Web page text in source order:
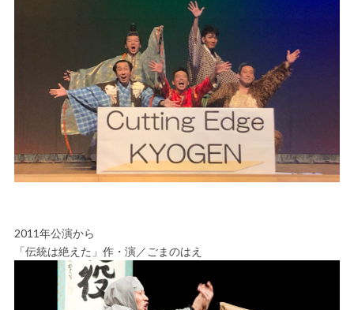
2011年公演から
「伝統は絶えた」作・演／ごまのはえ